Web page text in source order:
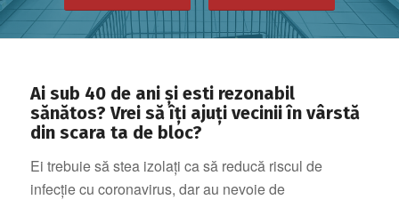
Ai sub 40 de ani și esti rezonabil
sănătos? Vrei să îți ajuți vecinii în vârstă
din scara ta de bloc?
Ei trebuie să stea izolați ca să reducă riscul de
infecție cu coronavirus, dar au nevoie de